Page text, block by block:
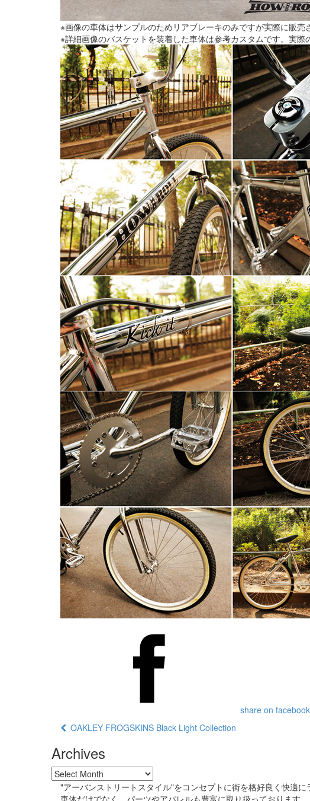
※画像の車体はサンプルのためリアブレーキのみですが実際に販売
※詳細画像のバスケットを装着した車体は参考カスタムです。実際
share on facebook
OAKLEY FROGSKINS Black Light Collection
Archives
"アーバンストリートスタイル"をコンセプトに街を格好良く快適に
車体だけでなく、パーツやアパレルも豊富に取り扱っております。